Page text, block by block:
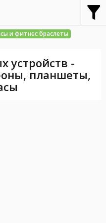
и фитнес браслеты
устройств -
планшеты,